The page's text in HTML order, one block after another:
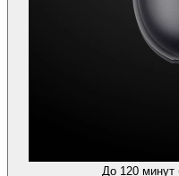
До 120 минут